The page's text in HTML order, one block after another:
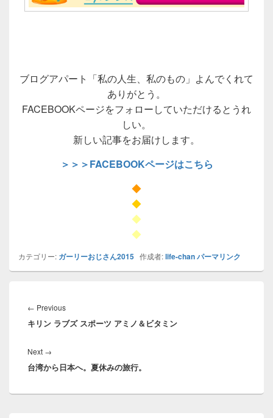
ブログアパート「私の人生、私のもの」よんでくれて
ありがとう。
FACEBOOKページをフォローしていただけるとうれ
しい。
新しい記事をお届けします。
＞＞＞FACEBOOKページはこちら
◆
◆
◆
◆
カテゴリー: ガーリーおじさん2015 作成者:life-chanパーマリンク
稿
ナ
ゲ
ー
シ
← PreviousPrevious
post:
キリン ラブズ スポーツ アミノ＆ビタミン
Next →
post:
台湾から日本へ。夏休みの旅行。